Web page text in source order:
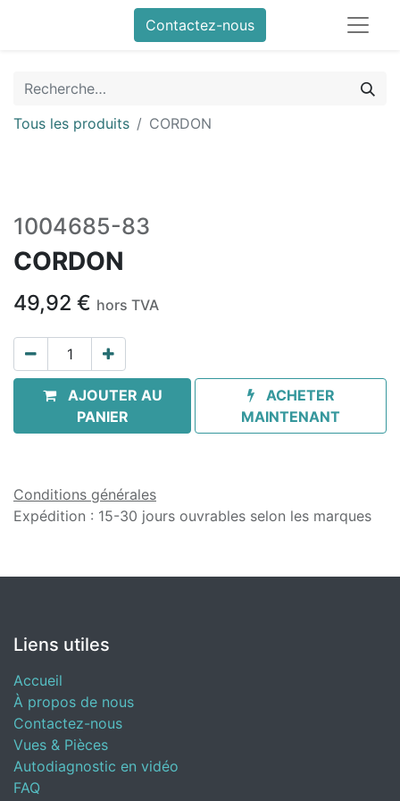
Contactez-nous
Tous les produits CORDON
1004685-83
CORDON
49,92 € hors TVA
AJOUTER AU
PANIER
ACHETER
MAINTENANT
Conditions générales
Expédition : 15-30 jours ouvrables selon les marques
Liens utiles
Accueil
À propos de nous
Contactez-nous
Vues & Pièces
Autodiagnostic en vidéo
FAQ